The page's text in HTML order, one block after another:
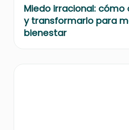
Miedo irracional:
y transformarlo para
bienestar